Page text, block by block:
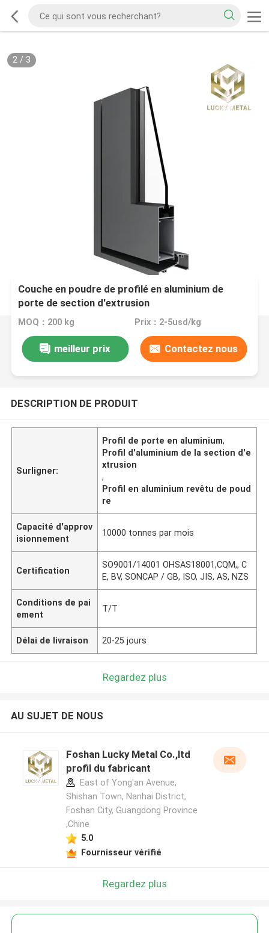
2/ 3
Couche en poudre de profilé en aluminium de
porte de section d'extrusion
MOQ：200 kg Prix：2-5usd/kg
meilleur prix Contactez nous
DESCRIPTION DE PRODUIT
Surligner:
Profil de porte en aluminium,
Profil d'aluminium de la section d'e
xtrusion
,
Profil en aluminium revêtu de poud
re
Capacité d'approv
isionnement
10000 tonnes par mois
Certification
SO9001/14001 OHSAS18001,CQM,, C
E, BV, SONCAP / GB, ISO, JIS, AS, NZS
Conditions de pai
ement
T/T
Délai de livraison 20-25 jours
Regardez plus
AU SUJET DE NOUS
Foshan Lucky Metal Co.,ltd
profil du fabricant
East of Yong'an Avenue,
Shishan Town, Nanhai District,
Foshan City, Guangdong Province
,Chine
5.0
Fournisseur vérifié
Regardez plus